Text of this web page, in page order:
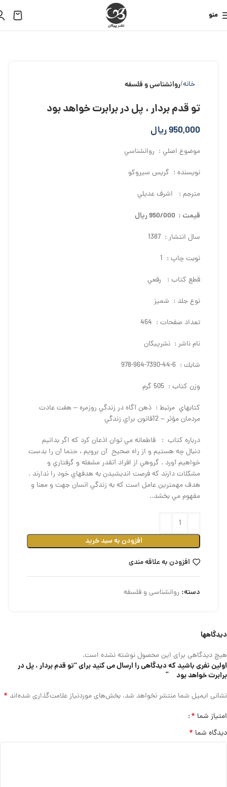
منو
خانه روانشناسی و فلسفه
تو قدم بردار ، پل در برابرت خواهد بود
950,000ریال
موضوع اصلي : روانشناسي
نويسنده : گريس سيروكو
مترجم : اشرف عديلي
قيمت : 950/000 ريال
سال انتشار : 1387
نوبت چاپ : 1
قطع كتاب : رقعي
نوع جلد : شميز
تعداد صفحات : 464
نام ناشر : نشرپيكان
شابك : 6-44-7390-964-978
وزن كتاب : 505 گرم
كتاب­هاي مرتبط : ذهن آگاه در زندگي روزمره – هفت عادت
مردمان مؤثر – 12قانون براي زندگي
درباره كتاب : قاطعانه مي توان اذعان كرد كه اگر بدانيم
دنبال چه هستيم و از راه صحيح آن برويم ، حتما آن را بدست
خواهيم آورد . گروهي از افراد آنقدر مشغله و گرفتاري و
مشكلات دارند كه فرصت انديشيدن به هدفهاي خود را ندارند .
هدف مهمترين عامل است كه به زندگي انسان جهت و معنا و
مفهوم مي بخشد..
افزودن به سبد خرید
افزودن به علاقه مندی
دسته: روانشناسی و فلسفه
دیدگاهها
هیچ دیدگاهی برای این محصول نوشته نشده است.
اولین نفری باشید که دیدگاهی را ارسال می کنید برای “تو قدم بردار ، پل در
برابرت خواهد بود ”
نشانی ایمیل شما منتشر نخواهد شد. بخش‌های موردنیاز علامت‌گذاری شده‌اند *
امتیاز شما *
دیدگاه شما *